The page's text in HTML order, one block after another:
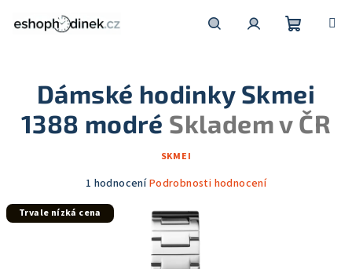
košík
Dámské hodinky Skmei
1388 modré Skladem v ČR
SKMEI
Průměrné
produktu
1 hodnoceníPodrobnosti hodnocení
Trvale nízká cena